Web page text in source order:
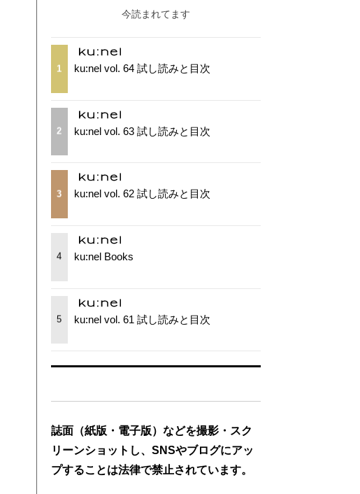
今読まれてます
1 ku:nel vol. 64 試し読みと目次
2 ku:nel vol. 63 試し読みと目次
3 ku:nel vol. 62 試し読みと目次
4 ku:nel Books
5 ku:nel vol. 61 試し読みと目次
誌面（紙版・電子版）などを撮影・スク
リーンショットし、SNSやブログにアッ
プすることは法律で禁止されています。